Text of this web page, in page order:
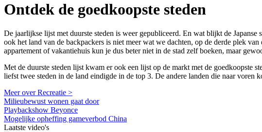
Ontdek de goedkoopste steden
De jaarlijkse lijst met duurste steden is weer gepubliceerd. En wat blijkt de
ook het land van de backpackers is niet meer wat we dachten, op de derde plek
appartement of vakantiehuis kun je dus beter niet in de stad zelf boeken, maar
Met de duurste steden lijst kwam er ook een lijst op de markt met de goedkoopste
liefst twee steden in de land eindigde in de top 3. De andere landen die naar
Meer over Recreatie >
Milieubewust wonen gaat door
Playbackshow Beyonce
Mogelijke opheffing gameverbod China
Laatste video's